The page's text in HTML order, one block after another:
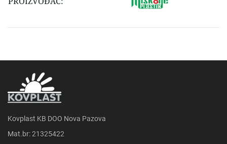
Kovplast KB DOO Nova Pazova
Mat.br: 21325422